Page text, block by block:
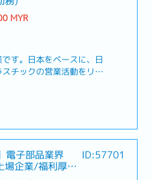
ニカルアドバイザー】を
務内容】・設計から製作
備の保守、修繕指導・品
その他MDの補佐業務
のカレンダーに準ずる
11,000 ※経験値やスキ
評価結果による
応じる
日／年（就業年数によ
日／年（就業年数によ
住居(Max3000RM)、ユ
MYR
す。日本をベースに、日
チックの営業活動をリー
します。顧客との信頼関
析、契約交渉など幅広い
的には事業成長の中核を
。【業務内容】・日本市
クの営業活動・新規顧客
会や業界イベントでの企業
予測、市場分析の実施★
ンダーに準ずる
~ 17,000 ※経験値やスキ
電子部品業界
場企業/福利厚生
ID:57701